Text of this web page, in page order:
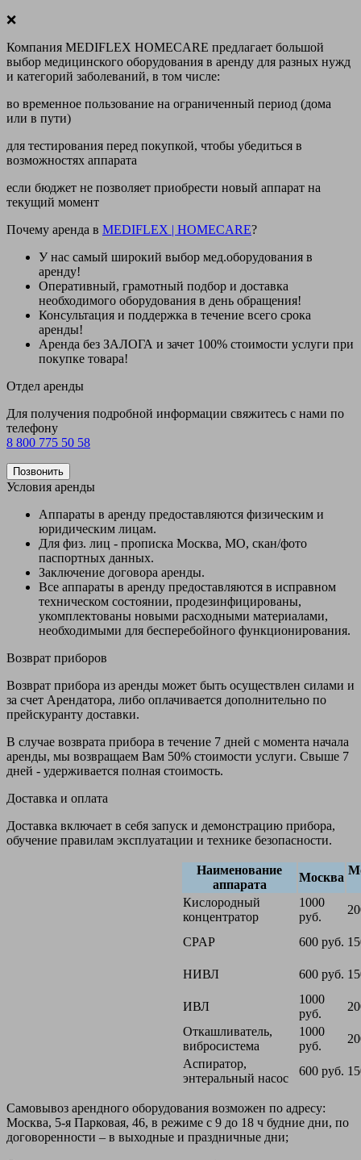
❌
Компания MEDIFLEX HOMECARE предлагает большой
выбор медицинского оборудования в аренду для разных нужд
и категорий заболеваний, в том числе:
во временное пользование на ограниченный период (дома
или в пути)
для тестирования перед покупкой, чтобы убедиться в
возможностях аппарата
если бюджет не позволяет приобрести новый аппарат на
текущий момент
Почему аренда в MEDIFLEX | HOMECARE?
У нас самый широкий выбор мед.оборудования в
аренду!
Оперативный, грамотный подбор и доставка
необходимого оборудования в день обращения!
Консультация и поддержка в течение всего срока
аренды!
Аренда без ЗАЛОГА и зачет 100% стоимости услуги при
покупке товара!
Отдел аренды
Для получения подробной информации свяжитесь с нами по
телефону
8 800 775 50 58
Позвонить
Условия аренды
Аппараты в аренду предоставляются физическим и
юридическим лицам.
Для физ. лиц - прописка Москва, МО, скан/фото
паспортных данных.
Заключение договора аренды.
Все аппараты в аренду предоставляются в исправном
техническом состоянии, продезинфицированы,
укомплектованы новыми расходными материалами,
необходимыми для бесперебойного функционирования.
Возврат приборов
Возврат прибора из аренды может быть осуществлен силами и
за счет Арендатора, либо оплачивается дополнительно по
прейскуранту доставки.
В случае возврата прибора в течение 7 дней с момента начала
аренды, мы возвращаем Вам 50% стоимости услуги. Свыше 7
дней - удерживается полная стоимость.
Доставка и оплата
Доставка включает в себя запуск и демонстрацию прибора,
обучение правилам эксплуатации и технике безопасности.
Наименование
аппарата
Москва
Кислородный
концентратор
1000
руб.
CPAP 600 руб.
НИВЛ 600 руб.
ИВЛ
1000
руб.
Откашливатель,
вибросистема
1000
руб.
Аспиратор,
энтеральный насос
600 руб.
Самовывоз арендного оборудования возможен по адресу:
Москва, 5-я Парковая, 46, в режиме с 9 до 18 ч будние дни, по
договоренности – в выходные и праздничные дни;